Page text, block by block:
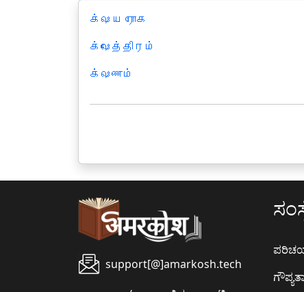
க்ஷய ரோக
க்ஷேத்திரம்
க்ஷணம்
support[@]amarkosh.tech